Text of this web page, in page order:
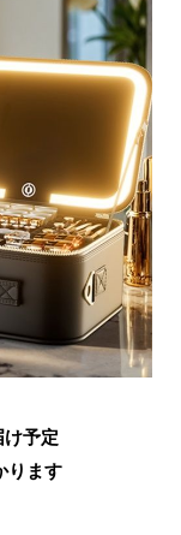
け予定
ります